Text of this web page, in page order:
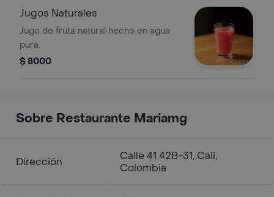
Jugos Naturales
Jugo de fruta natural hecho en agua
pura.
$ 8000
Sobre Restaurante Mariamg
Dirección
Calle 41 42B-31, Cali,
Colombia